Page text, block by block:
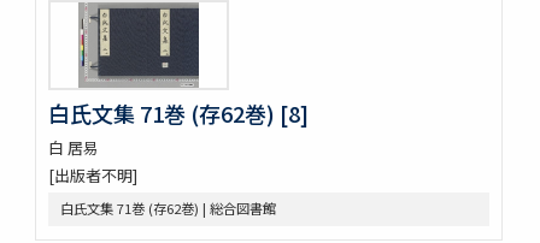
勢語圖説抄 5巻
落窪物語 4巻
連哥證哥
法隆寺伽藍縁起并流記資財事
倭屋一家言 3巻
鷹桐之卷抜書
伊勢千句註
つれつれ草拾遺
白氏文集 71巻 (存62巻) [8]
白 居易
[出版者不明]
白氏文集 71巻 (存62巻) | 総合図書館